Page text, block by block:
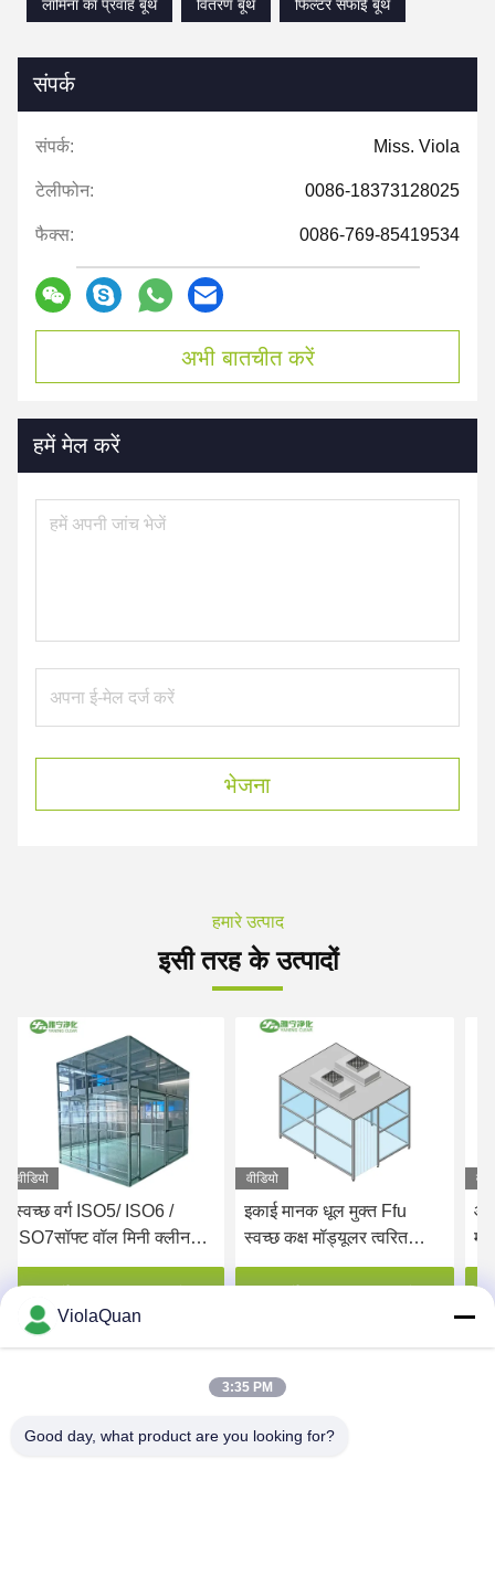
लामिना का प्रवाह बूथ
वितरण बूथ फिल्टर सफाई बूथ
संपर्क
संपर्क: Miss. Viola
टेलीफोन: 0086-18373128025
फैक्स: 0086-769-85419534
अभी बातचीत करें
हमें मेल करें
भेजना
हमारे उत्पाद
इसी तरह के उत्पादों
वीडियो
इकाई मानक धूल मुक्त Ffu
स्वच्छ कक्ष मॉड्यूलर त्वरित
स्थापना
वीडियो
आईएसओ कक्षा 8 धूल मुक्त
मॉड्यूलर स्वच्छ कक्ष पूर्वनिर्मित
ViolaQuan
3:35 PM
Good day, what product are you looking for?